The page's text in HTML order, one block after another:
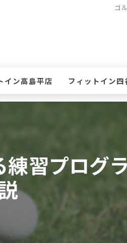
ゴ
イン高島平店
体験レッスンのお申込み
フィットイン四
四谷店 体験レ
習プログ